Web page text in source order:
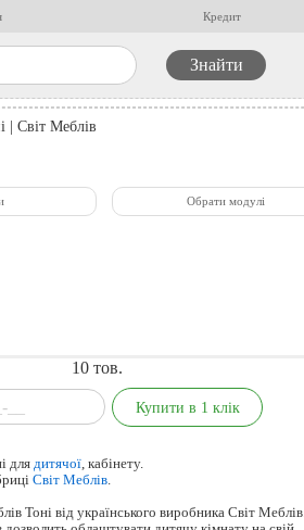
Кредит
| Світ Меблів
Обрати модулі
10 тов.
длядитячої, кабінету.
Світ Меблів.
Тоні від українського виробника Світ